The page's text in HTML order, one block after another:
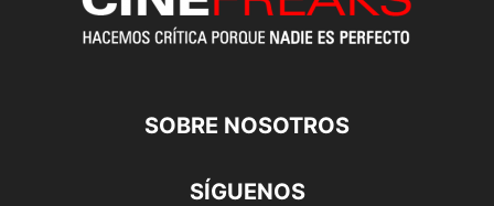
SOBRE NOSOTROS
SÍGUENOS